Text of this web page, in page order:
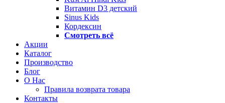
Витамин D3 детский
Sinus Kids
Кордексин
Смотреть всё
Акции
Каталог
Производство
Блог
О Нас
Правила возврата товара
Контакты